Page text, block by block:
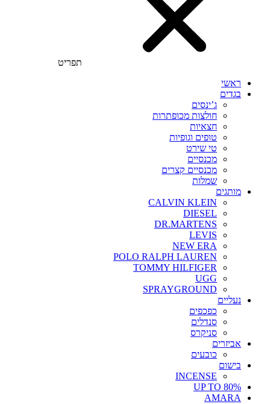
תפריט
ראשי
בגדים
ג’ינסים
חולצות מכופתרות
חצאיות
טופים וגופיות
טי שירט
מכנסיים
מכנסיים קצרים
שמלות
מותגים
CALVIN KLEIN
DIESEL
DR.MARTENS
LEVIS
NEW ERA
POLO RALPH LAUREN
TOMMY HILFIGER
UGG
SPRAYGROUND
נעליים
כפכפים
סנדלים
סניקרס
אביזרים
כובעים
בישום
INCENSE
UP TO 80%
AMARA